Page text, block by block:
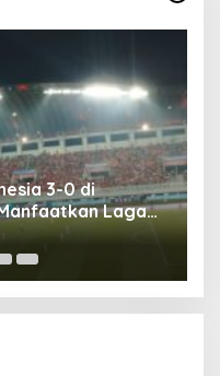
3-0 di
Laga